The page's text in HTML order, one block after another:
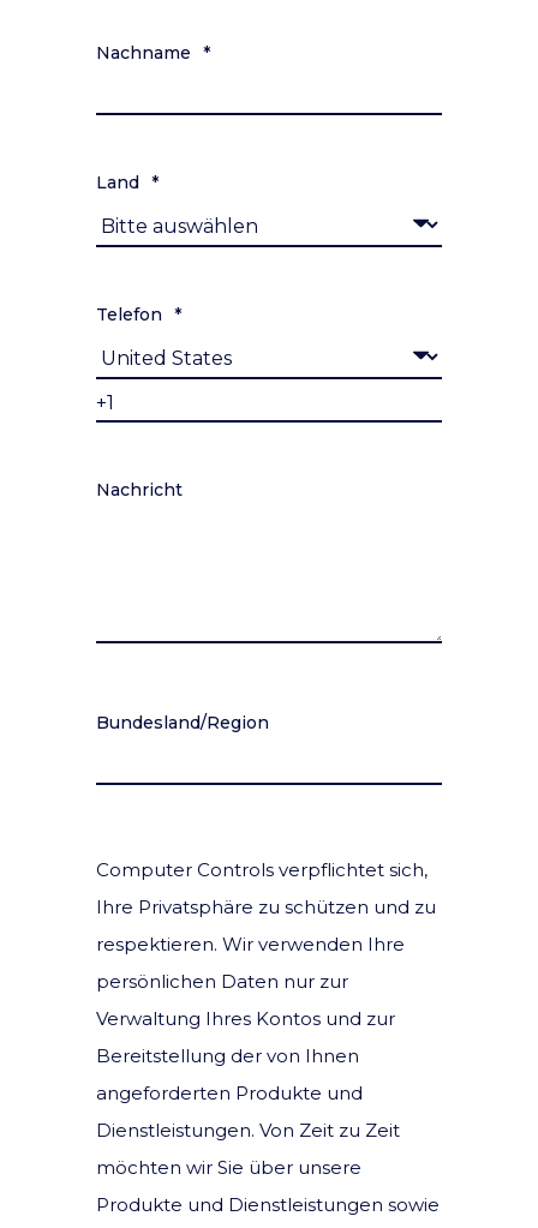
Nachname *
Land *
Telefon *
Nachricht
Bundesland/Region
Computer Controls verpflichtet sich,
Ihre Privatsphäre zu schützen und zu
respektieren. Wir verwenden Ihre
persönlichen Daten nur zur
Verwaltung Ihres Kontos und zur
Bereitstellung der von Ihnen
angeforderten Produkte und
Dienstleistungen. Von Zeit zu Zeit
möchten wir Sie über unsere
Produkte und Dienstleistungen sowie